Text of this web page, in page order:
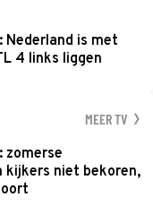
Nederland is met
4 links liggen
MEER TV
zomerse
kijkers niet bekoren,